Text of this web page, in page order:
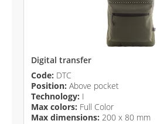
Digital transfer
Code: DTC
Position: Above pocket
Technology: I
Max colors: Full Color
Max dimensions: 200 x 80 mm